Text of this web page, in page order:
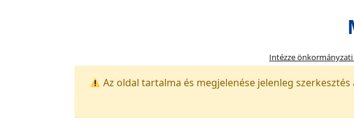
Intézze
Az oldal tartalma és megjelenése jelenleg